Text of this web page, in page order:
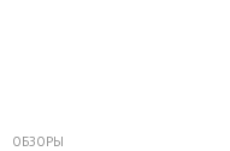
ОБЗОРЫ